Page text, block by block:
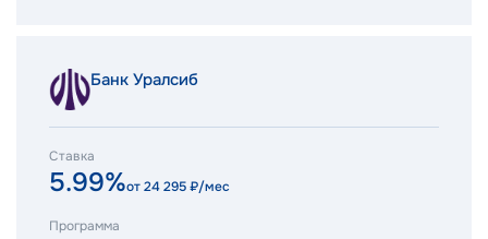
Банк Уралсиб
Ставка
5.99%от24 295₽/мес
Программа